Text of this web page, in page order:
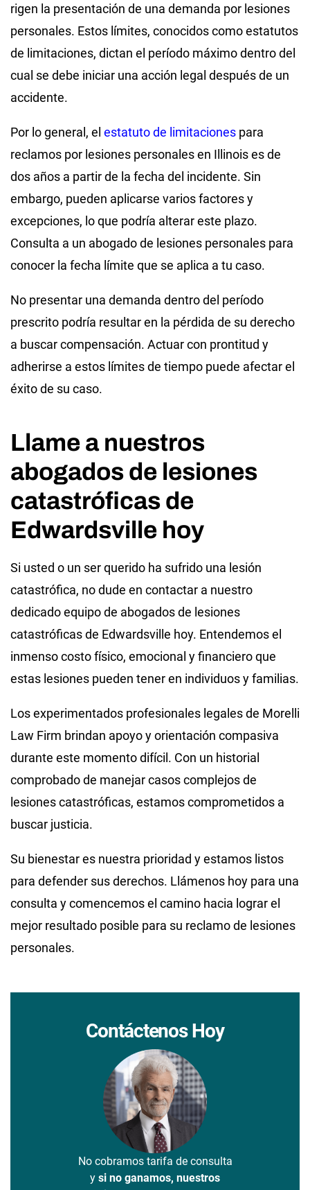
rigen la presentación de una demanda por lesiones
personales. Estos límites, conocidos como estatutos
de limitaciones, dictan el período máximo dentro del
cual se debe iniciar una acción legal después de un
accidente.
Por lo general, el estatuto de limitaciones para
reclamos por lesiones personales en Illinois es de
dos años a partir de la fecha del incidente. Sin
embargo, pueden aplicarse varios factores y
excepciones, lo que podría alterar este plazo.
Consulta a un abogado de lesiones personales para
conocer la fecha límite que se aplica a tu caso.
No presentar una demanda dentro del período
prescrito podría resultar en la pérdida de su derecho
a buscar compensación. Actuar con prontitud y
adherirse a estos límites de tiempo puede afectar el
éxito de su caso.
Llame a nuestros
abogados de lesiones
catastróficas de
Edwardsville hoy
Si usted o un ser querido ha sufrido una lesión
catastrófica, no dude en contactar a nuestro
dedicado equipo de abogados de lesiones
catastróficas de Edwardsville hoy. Entendemos el
inmenso costo físico, emocional y financiero que
estas lesiones pueden tener en individuos y familias.
Los experimentados profesionales legales de Morelli
Law Firm brindan apoyo y orientación compasiva
durante este momento difícil. Con un historial
comprobado de manejar casos complejos de
lesiones catastróficas, estamos comprometidos a
buscar justicia.
Su bienestar es nuestra prioridad y estamos listos
para defender sus derechos. Llámenos hoy para una
consulta y comencemos el camino hacia lograr el
mejor resultado posible para su reclamo de lesiones
personales.
Contáctenos Hoy
No cobramos tarifa de consulta
y si no ganamos, nuestros